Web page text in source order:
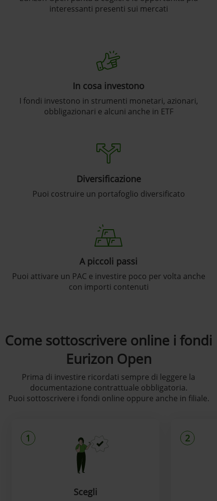
interessanti presenti sui mercati
In cosa investono
I fondi investono in strumenti monetari, azionari,
obbligazionari e alcuni anche in ETF
Diversificazione
Puoi costruire un portafoglio diversificato
A piccoli passi
Puoi attivare un PAC e investire poco per volta anche
con importi contenuti
Come sottoscrivere online i fondi
Eurizon Open
Prima di investire ricordati sempre di leggere la
documentazione contrattuale obbligatoria.
Puoi sottoscrivere i fondi online oppure anche in filiale.
1
Scegli
2